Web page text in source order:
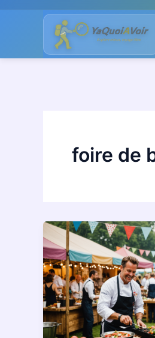
Aller
foire de